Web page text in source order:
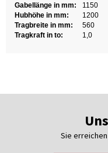
Gabellänge in mm:
1150
Hubhöhe in mm:
1200
Tragbreite in mm:
560
Tragkraft in to:
1,0
Sie erreichen